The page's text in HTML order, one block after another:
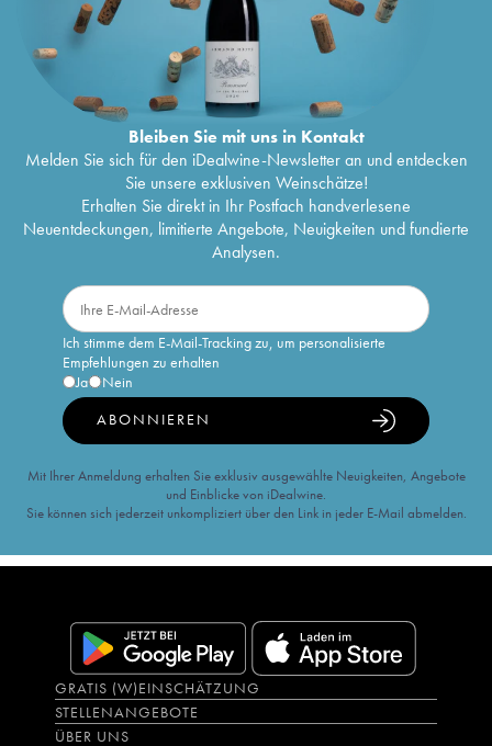
Bleiben Sie mit uns in Kontakt
Melden Sie sich für den iDealwine-Newsletter an und entdecken
Sie unsere exklusiven Weinschätze!
Erhalten Sie direkt in Ihr Postfach handverlesene
Neuentdeckungen, limitierte Angebote, Neuigkeiten und fundierte
Analysen.
Ich stimme dem E-Mail-Tracking zu, um personalisierte
Empfehlungen zu erhalten
Ja
Nein
ABONNIEREN
Mit Ihrer Anmeldung erhalten Sie exklusiv ausgewählte Neuigkeiten, Angebote
und Einblicke von iDealwine.
Sie können sich jederzeit unkompliziert über den Link in jeder E-Mail abmelden.
GRATIS (W)EINSCHÄTZUNG
STELLENANGEBOTE
ÜBER UNS